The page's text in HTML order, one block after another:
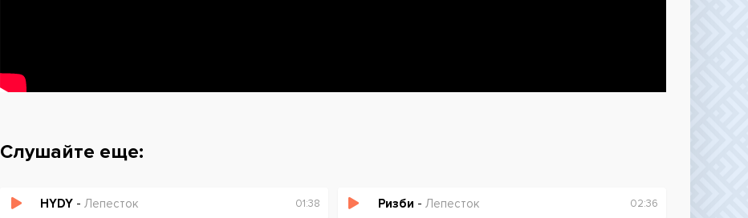
Слушайте еще:
HYDY - Лепесток 01:38 Ризби - Лепесток 02:36